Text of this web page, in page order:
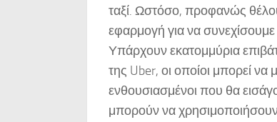
ταξί. Ωστόσο, προφανώς
εφαρμογή για να συνεχίσουμε
Υπάρχουν εκατομμύρια
της Uber, οι οποίοι μπορεί
ενθουσιασμένοι που θα
μπορούν να